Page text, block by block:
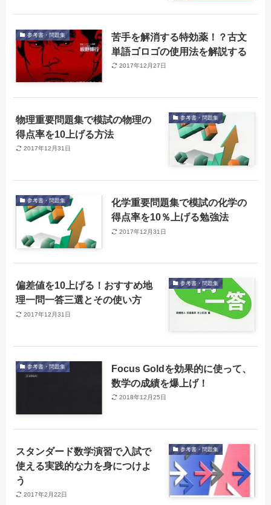
参考書・問題集
苦手を解消する特効薬！？古文
単語ゴロゴの使用法を解説する
2017年12月27日
参考書・問題集
物理重要問題集で模試の物理の
得点率を10上げる方法
2017年12月31日
参考書・問題集
化学重要問題集で模試の化学の
得点率を10％上げる勉強法
2017年12月31日
参考書・問題集
偏差値を10上げる！おすすめ地
理一問一答三選とその使い方
2017年12月31日
参考書・問題集
Focus Goldを効果的に使って、
数学の成績を爆上げ！
2018年12月25日
参考書・問題集
スタンダード数学演習で入試で
使える実践的な力を身につけよ
う
2017年2月22日